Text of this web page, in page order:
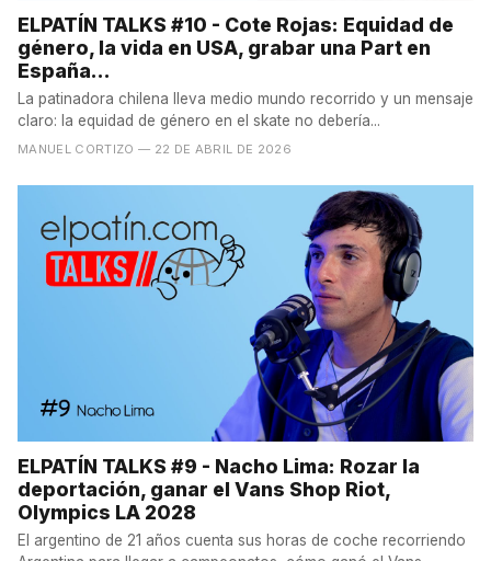
ELPATÍN TALKS #10 - Cote Rojas: Equidad de
género, la vida en USA, grabar una Part en
España...
La patinadora chilena lleva medio mundo recorrido y un mensaje
claro: la equidad de género en el skate no debería...
MANUEL CORTIZO — 22 DE ABRIL DE 2026
ELPATÍN TALKS #9 - Nacho Lima: Rozar la
deportación, ganar el Vans Shop Riot,
Olympics LA 2028
El argentino de 21 años cuenta sus horas de coche recorriendo